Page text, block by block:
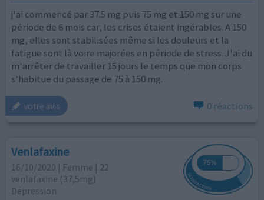
j'ai commencé par 37.5 mg puis 75 mg et 150 mg sur une
période de 6 mois car, les crises étaient ingérables. A 150
mg, elles sont stabilisées même si les douleurs et la
fatigue sont là voire majorées en période de stress. J'ai du
m'arrêter de travailler 15 jours le temps que mon corps
s'habitue du passage de 75 à 150 mg.
votre avis 0 réactions
Venlafaxine
16/10/2020 | Femme | 22
venlafaxine (37,5mg)
Dépression